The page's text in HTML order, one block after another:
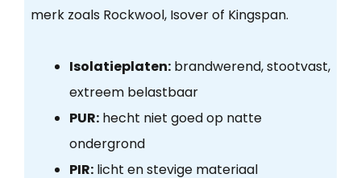
merk zoals Rockwool, Isover of Kingspan.
Isolatieplaten:brandwerend, stootvast,
extreem belastbaar
PUR:hecht niet goed op natte
ondergrond
PIR:licht en stevige materiaal